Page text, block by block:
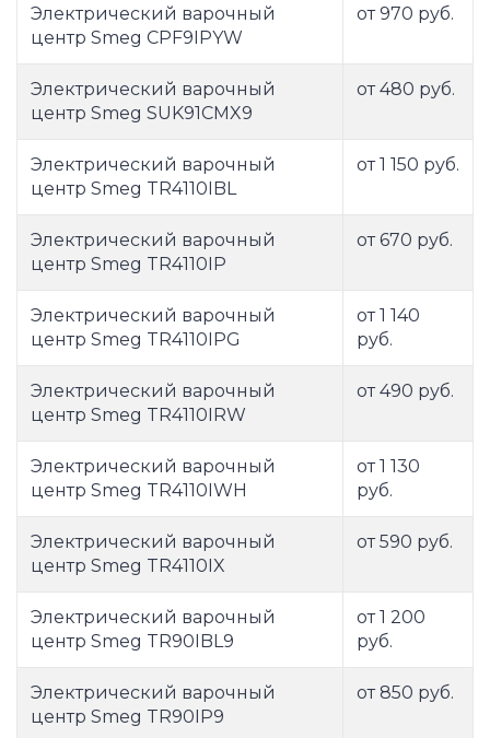
Электрический варочный
центр Smeg CPF9IPYW
от 970 руб.
Электрический варочный
центр Smeg SUK91CMX9
от 480 руб.
Электрический варочный
центр Smeg TR4110IBL
от 1 150 руб.
Электрический варочный
центр Smeg TR4110IP
от 670 руб.
Электрический варочный
центр Smeg TR4110IPG
от 1 140
руб.
Электрический варочный
центр Smeg TR4110IRW
от 490 руб.
Электрический варочный
центр Smeg TR4110IWH
от 1 130
руб.
Электрический варочный
центр Smeg TR4110IX
от 590 руб.
Электрический варочный
центр Smeg TR90IBL9
от 1 200
руб.
Электрический варочный
центр Smeg TR90IP9
от 850 руб.